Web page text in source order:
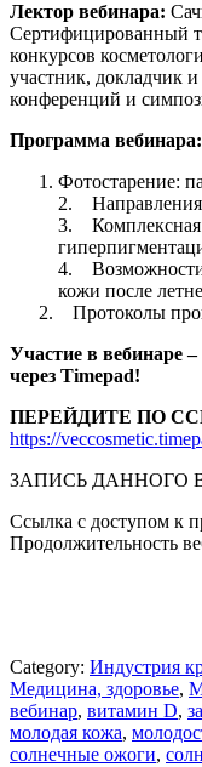
Лектор вебинара:
Сертифицированный
конкурсов
участник, докладчик
конференций и
Программа вебинара:
Фотостарение:
2. Направления
3. Комплексная
4. Возможности
кожи после
Протоколы
Участие в вебинаре –
через Timepad!
ПЕРЕЙДИТЕ ПО
https://
ЗАПИСЬ ДАННОГО
Ссылка с доступом к
Продолжительность
Category: Индустрия
Медицина, здоровье,
вебинар, витамин D,
молодая кожа,
солнечные ожоги,